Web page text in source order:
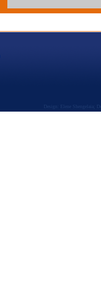
Design: Elene Shengelaia;